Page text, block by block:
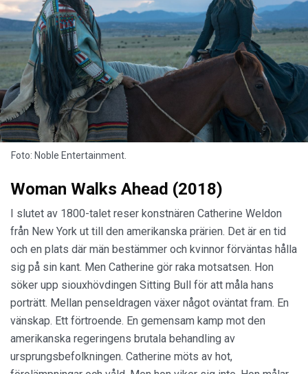
Foto: Noble Entertainment.
Woman Walks Ahead (2018)
I slutet av 1800-talet reser konstnären Catherine Weldon
från New York ut till den amerikanska prärien. Det är en tid
och en plats där män bestämmer och kvinnor förväntas hålla
sig på sin kant. Men Catherine gör raka motsatsen. Hon
söker upp siouxhövdingen Sitting Bull för att måla hans
porträtt. Mellan penseldragen växer något oväntat fram. En
vänskap. Ett förtroende. En gemensam kamp mot den
amerikanska regeringens brutala behandling av
ursprungsbefolkningen. Catherine möts av hot,